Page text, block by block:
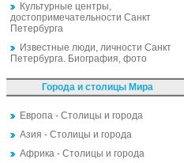
Культурные центры,
достопримечательности Санкт
Петербурга
Известные люди, личности Санкт
Петербурга. Биография, фото
Города и столицы Мира
Европа - Столицы и города
Азия - Столицы и города
Африка - Столицы и города